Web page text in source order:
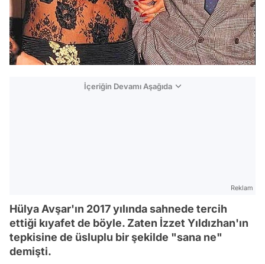
İçeriğin Devamı Aşağıda
Reklam
Hülya Avşar'ın 2017 yılında sahnede tercih
ettiği kıyafet de böyle. Zaten İzzet Yıldızhan'ın
tepkisine de üsluplu bir şekilde "sana ne"
demişti.